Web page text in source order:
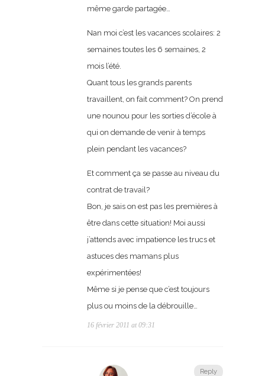
même garde partagée…
Nan moi c’est les vacances scolaires: 2
semaines toutes les 6 semaines, 2
mois l’été.
Quant tous les grands parents
travaillent, on fait comment? On prend
une nounou pour les sorties d’école à
qui on demande de venir à temps
plein pendant les vacances?
Et comment ça se passe au niveau du
contrat de travail?
Bon, je sais on est pas les premières à
être dans cette situation! Moi aussi
j’attends avec impatience les trucs et
astuces des mamans plus
expérimentées!
Même si je pense que c’est toujours
plus ou moins de la débrouille…
16 février 2011 at 09:31
Reply